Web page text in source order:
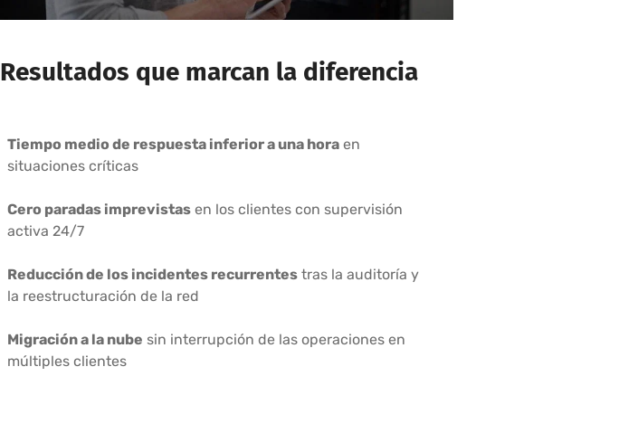
Resultados que marcan la diferencia
Tiempo medio de respuesta inferior a una hora en
situaciones críticas
Cero paradas imprevistas en los clientes con supervisión
activa 24/7
Reducción de los incidentes recurrentes tras la auditoría y
la reestructuración de la red
Migración a la nube sin interrupción de las operaciones en
múltiples clientes